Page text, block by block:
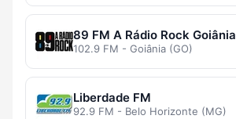
89 FM A Rádio Rock Goiânia
102.9 FM - Goiânia (GO)
Liberdade FM
92.9 FM - Belo Horizonte (MG)